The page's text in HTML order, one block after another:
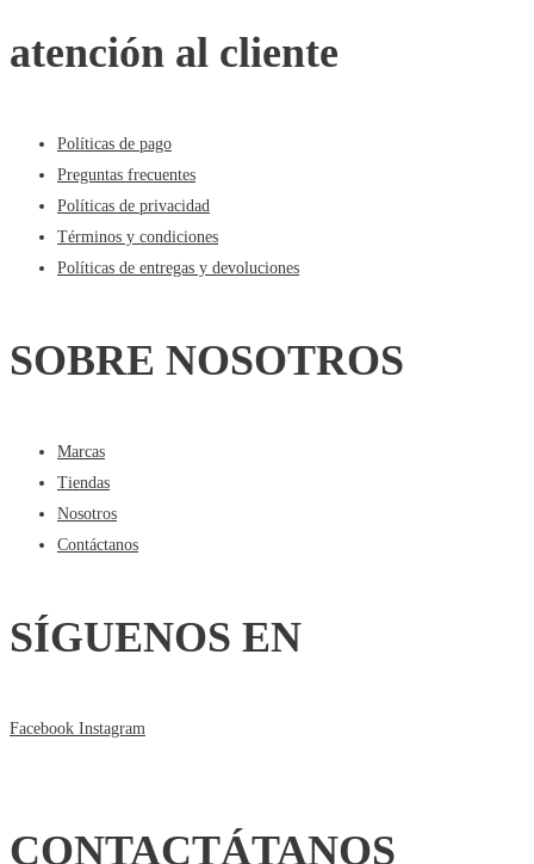
atención al cliente
Políticas de pago
Preguntas frecuentes
Políticas de privacidad
Términos y condiciones
Políticas de entregas y devoluciones
SOBRE NOSOTROS
Marcas
Tiendas
Nosotros
Contáctanos
SÍGUENOS EN
Facebook Instagram
CONTACTÁTANOS